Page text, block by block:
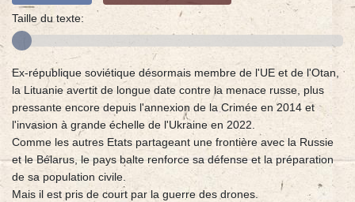
Taille du texte:
Ex-république soviétique désormais membre de l'UE et de l'Otan,
la Lituanie avertit de longue date contre la menace russe, plus
pressante encore depuis l'annexion de la Crimée en 2014 et
l'invasion à grande échelle de l'Ukraine en 2022.
Comme les autres Etats partageant une frontière avec la Russie
et le Bélarus, le pays balte renforce sa défense et la préparation
de sa population civile.
Mais il est pris de court par la guerre des drones.